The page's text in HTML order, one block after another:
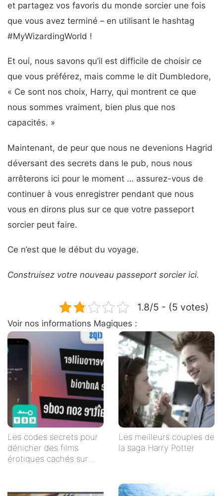
et partagez vos favoris du monde sorcier une fois
que vous avez terminé – en utilisant le hashtag
#MyWizardingWorld !
Et oui, nous savons qu’il est difficile de choisir ce
que vous préférez, mais comme le dit Dumbledore,
« Ce sont nos choix, Harry, qui montrent ce que
nous sommes vraiment, bien plus que nos
capacités. »
Maintenant, de peur que nous ne devenions Hagrid
déversant des secrets dans le pub, nous nous
arrêterons ici pour le moment … assurez-vous de
continuer à vous enregistrer pendant que nous
vous en dirons plus sur ce que votre passeport
sorcier peut faire.
Ce n’est que le début du voyage.
Construisez votre nouveau passeport sorcier ici.
1.8/5 - (5 votes)
Voir nos informations Magiques :
Les codes secrets pour
dénicher des films
érotiques cachés sur
Les meilleurs couples de
la saga Harry Potter